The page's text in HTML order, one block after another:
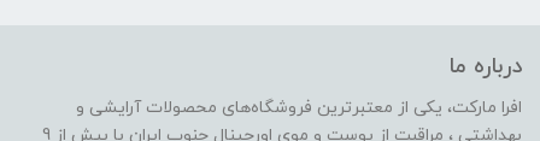
درباره ما
افرا مارکت، یکی از معتبرترین فروشگاه‌های محصولات آرایشی و
بهداشتی ، مراقبت از پوست و موی اورجینال جنوب ایران با بیش از 9